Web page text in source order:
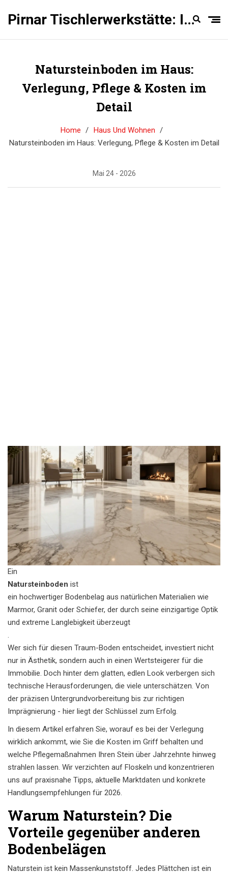
Pirnar Tischlerwerkstätte: Innentüren Experten
Natursteinboden im Haus:
Verlegung, Pflege & Kosten im
Detail
Home
Haus Und Wohnen
Natursteinboden im Haus: Verlegung, Pflege & Kosten im Detail
Mai 24 - 2026
Ein
Natursteinboden ist
ein hochwertiger Bodenbelag aus natürlichen Materialien wie
Marmor, Granit oder Schiefer, der durch seine einzigartige Optik
und extreme Langlebigkeit überzeugt
.
Wer sich für diesen Traum-Boden entscheidet, investiert nicht
nur in Ästhetik, sondern auch in einen Wertsteigerer für die
Immobilie. Doch hinter dem glatten, edlen Look verbergen sich
technische Herausforderungen, die viele unterschätzen. Von
der präzisen Untergrundvorbereitung bis zur richtigen
Imprägnierung - hier liegt der Schlüssel zum Erfolg.
In diesem Artikel erfahren Sie, worauf es bei der Verlegung
wirklich ankommt, wie Sie die Kosten im Griff behalten und
welche Pflegemaßnahmen Ihren Stein über Jahrzehnte hinweg
strahlen lassen. Wir verzichten auf Floskeln und konzentrieren
uns auf praxisnahe Tipps, aktuelle Marktdaten und konkrete
Handlungsempfehlungen für 2026.
Warum Naturstein? Die
Vorteile gegenüber anderen
Bodenbelägen
Naturstein ist kein Massenkunststoff. Jedes Plättchen ist ein